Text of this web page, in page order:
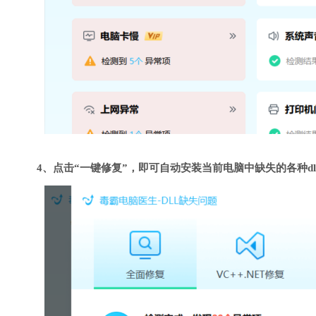
4、点击“一键修复”，即可自动安装当前电脑中缺失的各种